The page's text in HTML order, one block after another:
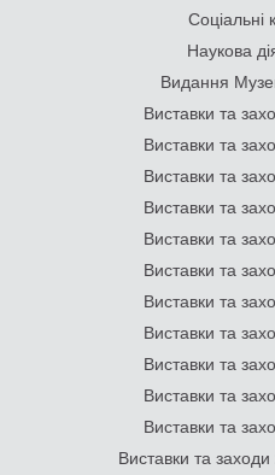
Соціальні
Наукова
Видання
Виставки та
Виставки та
Виставки та
Виставки та
Виставки та
Виставки та
Виставки та
Виставки та
Виставки та
Виставки та
Виставки та
Виставки та